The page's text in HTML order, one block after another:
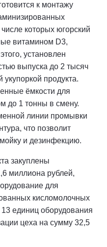
к монтажу
которых югорский
витамином D3,
установлен
выпуска до 2 тысяч
укупоркой продукта.
ёмкости для
до 1 тонны в смену.
линии промывки
что позволит
и дезинфекцию.
закуплены
миллиона рублей,
для
кисломолочных
единиц оборудования
цеха на сумму 32,5